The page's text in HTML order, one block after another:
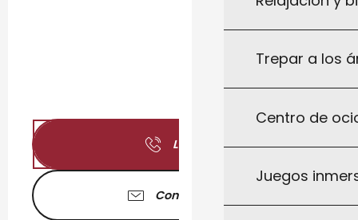
Trepar a los
Centro de
Juegos
Llamar
Contáctenos